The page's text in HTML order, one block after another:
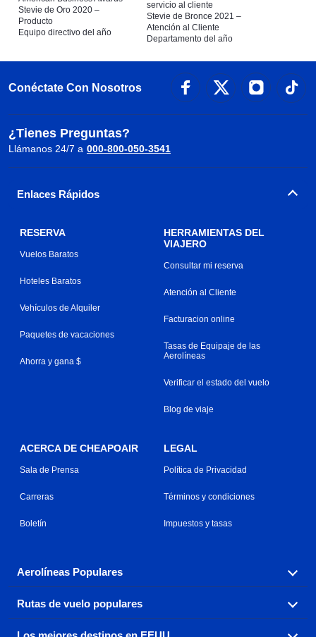
Stevie de Oro 2020 –
Producto
Equipo directivo del año
servicio al cliente
Stevie de Bronce 2021 –
Atención al Cliente
Departamento del año
Conéctate Con Nosotros
¿Tienes Preguntas?
Llámanos 24/7 a 000-800-050-3541
Enlaces Rápidos
RESERVA
Vuelos Baratos
Hoteles Baratos
Vehículos de Alquiler
Paquetes de vacaciones
Ahorra y gana $
HERRAMIENTAS DEL
VIAJERO
Consultar mi reserva
Atención al Cliente
Facturacion online
Tasas de Equipaje de las
Aerolíneas
Verificar el estado del vuelo
Blog de viaje
ACERCA DE CHEAPOAIR
Sala de Prensa
Carreras
Boletín
LEGAL
Política de Privacidad
Términos y condiciones
Impuestos y tasas
Aerolíneas Populares
Explora nuestras opciones de tarifas aéreas baratas por
aerolínea, con más de 500 opciones para elegir.
Rutas de vuelo populares